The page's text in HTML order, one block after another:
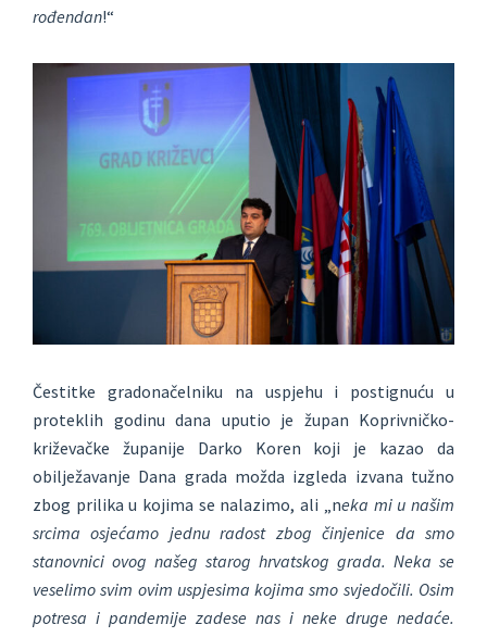
rođendan!“
Čestitke gradonačelniku na uspjehu i postignuću u
proteklih godinu dana uputio je župan Koprivničko-
križevačke županije Darko Koren koji je kazao da
obilježavanje Dana grada možda izgleda izvana tužno
zbog prilika u kojima se nalazimo, ali „neka mi u našim
srcima osjećamo jednu radost zbog činjenice da smo
stanovnici ovog našeg starog hrvatskog grada. Neka se
veselimo svim ovim uspjesima kojima smo svjedočili. Osim
potresa i pandemije zadese nas i neke druge nedaće.